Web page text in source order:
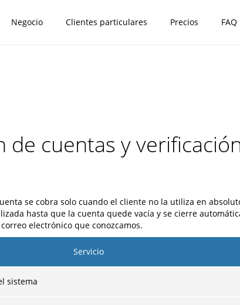
Negocio Clientes particulares Precios FAQ
de cuentas y
se cobra solo cuando el cliente no la utiliza en
hasta que la cuenta quede vacía y se cierre
electrónico que conozcamos.
Servicio
sistema